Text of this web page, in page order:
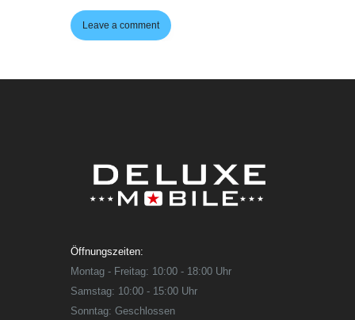
Öffnungszeiten:
Montag - Freitag: 10:00 - 18:00 Uhr
Samstag: 10:00 - 15:00 Uhr
Sonntag: Geschlossen